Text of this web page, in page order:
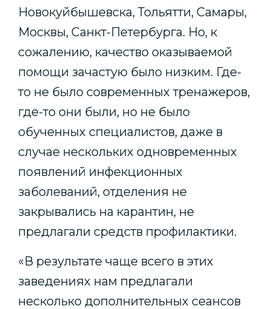
Новокуйбышевска, Тольятти, Самары,
Москвы, Санкт-Петербурга. Но, к
сожалению, качество оказываемой
помощи зачастую было низким. Где-
то не было современных тренажеров,
где-то они были, но не было
обученных специалистов, даже в
случае нескольких одновременных
появлений инфекционных
заболеваний, отделения не
закрывались на карантин, не
предлагали средств профилактики.
«В результате чаще всего в этих
заведениях нам предлагали
несколько дополнительных сеансов